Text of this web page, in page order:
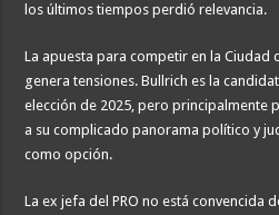
los últimos tiempos perdió relevancia.
La apuesta para competir en la Ciudad
genera tensiones. Bullrich es la
elección de 2025, pero principalmente
a su complicado panorama político y
como opción.
La ex jefa del PRO no está convencida